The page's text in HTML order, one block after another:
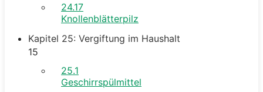
24.17
Knollenblätterpilz
Kapitel 25: Vergiftung im Haushalt
15
25.1
Geschirrspülmittel